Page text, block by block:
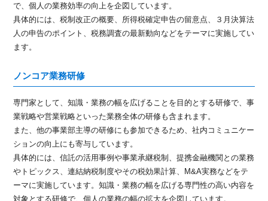
で、個人の業務効率の向上を企図しています。
具体的には、税制改正の概要、所得税確定申告の留意点、３月決算法
人の申告のポイント、税務調査の最新動向などをテーマに実施してい
ます。
ノンコア業務研修
専門家として、知識・業務の幅を広げることを目的とする研修で、事
業戦略や営業戦略といった業務全体の研修も含まれます。
また、他の事業部主導の研修にも参加できるため、社内コミュニケー
ションの向上にも寄与しています。
具体的には、信託の活用事例や事業承継税制、提携金融機関との業務
やトピックス、連結納税制度やその税効果計算、M&A実務などをテ
ーマに実施しています。知識・業務の幅を広げる専門性の高い内容を
対象とする研修で、個人の業務の幅の拡大を企図しています。